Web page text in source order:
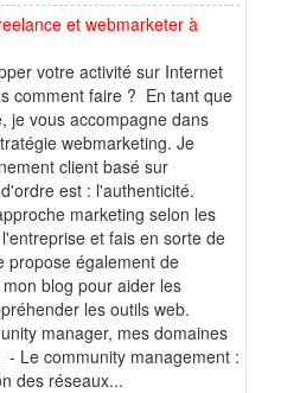
et webmarketer à
votre activité sur Internet
comment faire ? En tant que
je vous accompagne dans
webmarketing. Je
client basé sur
est : l'authenticité.
marketing selon les
et fais en sorte de
propose également de
blog pour aider les
les outils web.
manager, mes domaines
Le community management :
des réseaux...